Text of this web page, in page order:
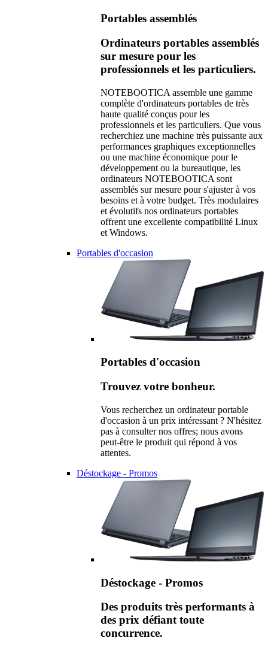
Portables assemblés
Ordinateurs portables assemblés
sur mesure pour les
professionnels et les particuliers.
NOTEBOOTICA assemble une gamme
complète d'ordinateurs portables de très
haute qualité conçus pour les
professionnels et les particuliers. Que vous
recherchiez une machine très puissante aux
performances graphiques exceptionnelles
ou une machine économique pour le
développement ou la bureautique, les
ordinateurs NOTEBOOTICA sont
assemblés sur mesure pour s'ajuster à vos
besoins et à votre budget. Très modulaires
et évolutifs nos ordinateurs portables
offrent une excellente compatibilité Linux
et Windows.
Portables d'occasion
Portables d'occasion
Trouvez votre bonheur.
Vous recherchez un ordinateur portable
d'occasion à un prix intéressant ? N'hésitez
pas à consulter nos offres; nous avons
peut-être le produit qui répond à vos
attentes.
Déstockage - Promos
Déstockage - Promos
Des produits très performants à
des prix défiant toute
concurrence.